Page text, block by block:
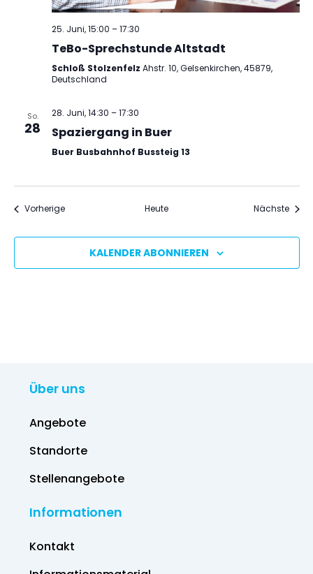
25. Juni, 15:00 –17:30
TeBo-Sprechstunde Altstadt
Schloß Stolzenfelz Ahstr. 10, Gelsenkirchen, 45879,
Deutschland
So.
28
28. Juni, 14:30 –17:30
Spaziergang in Buer
Buer Busbahnhof Bussteig 13
VorherigeVeranstaltungen Heute Nächste
KALENDER ABONNIEREN
Über uns
Angebote
Standorte
Stellenangebote
Informationen
Kontakt